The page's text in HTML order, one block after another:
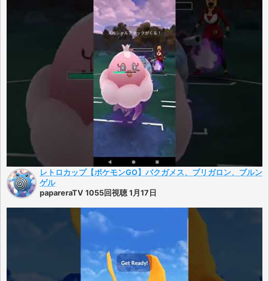
レトロカップ【ポケモンGO】バクガメス、ブリガロン、ブルン
ゲル
papareraTV 1055回視聴 1月17日